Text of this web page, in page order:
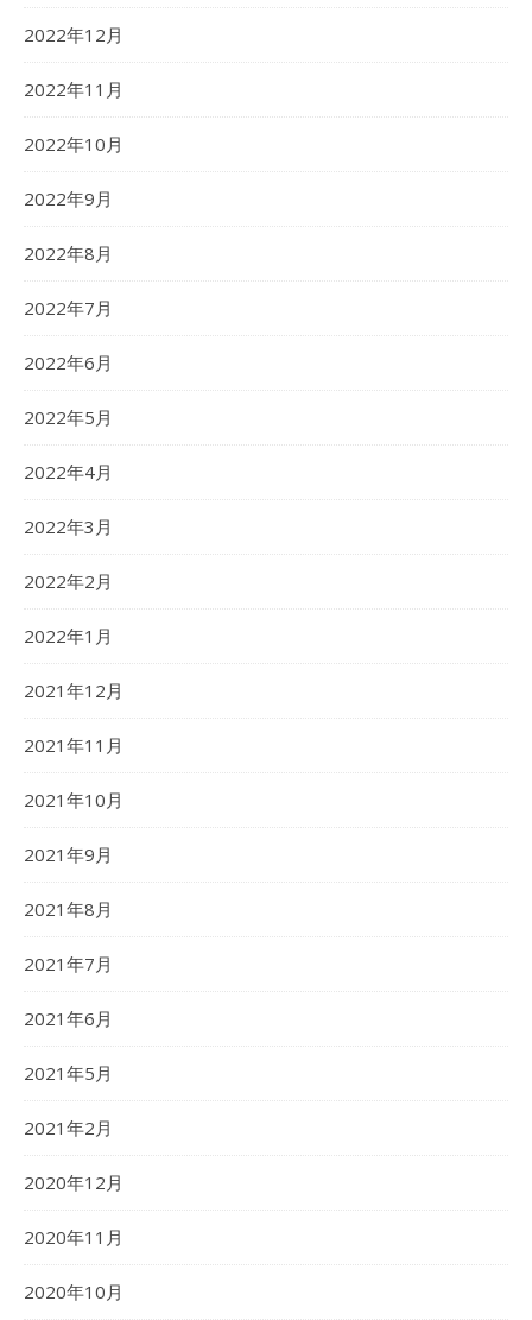
2022年12月
2022年11月
2022年10月
2022年9月
2022年8月
2022年7月
2022年6月
2022年5月
2022年4月
2022年3月
2022年2月
2022年1月
2021年12月
2021年11月
2021年10月
2021年9月
2021年8月
2021年7月
2021年6月
2021年5月
2021年2月
2020年12月
2020年11月
2020年10月